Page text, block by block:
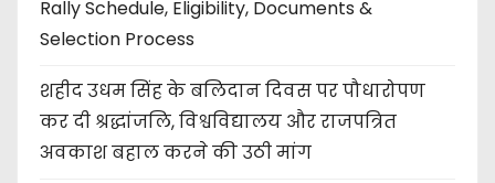
Rally Schedule, Eligibility, Documents &
Selection Process
शहीद उधम सिंह के बलिदान दिवस पर पौधारोपण
कर दी श्रद्धांजलि, विश्वविद्यालय और राजपत्रित
अवकाश बहाल करने की उठी मांग